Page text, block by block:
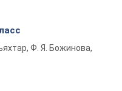
Ф. Я. Божинова,